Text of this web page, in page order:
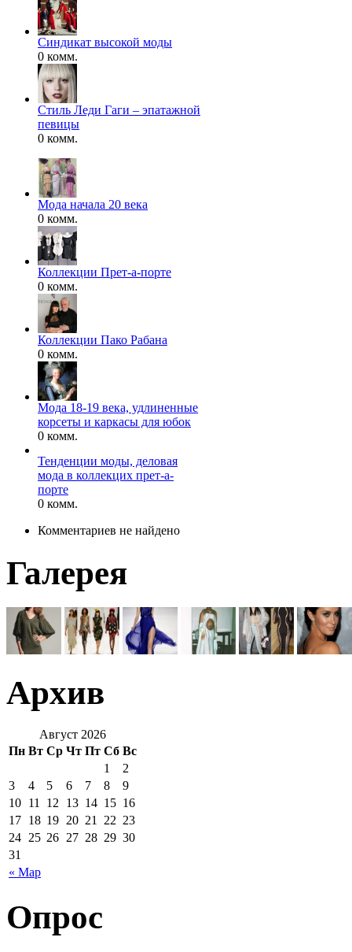
Синдикат высокой моды
0 комм.
Стиль Леди Гаги – эпатажной
певицы
0 комм.
Мода начала 20 века
0 комм.
Коллекции Прет-а-порте
0 комм.
Коллекции Пако Рабана
0 комм.
Мода 18-19 века, удлиненные
корсеты и каркасы для юбок
0 комм.
Тенденции моды, деловая
мода в коллекцих прет-а-
порте
0 комм.
Комментариев не найдено
Галерея
Архив
Август 2026
Пн Вт Ср Чт Пт Сб Вс
« Мар
1
2
3
4 5 6 7 8
9
10 11 12 13 14 15 16
17 18 19 20 21 22 23
24 25 26 27 28 29 30
31
Опрос